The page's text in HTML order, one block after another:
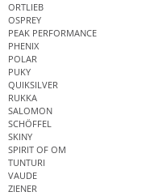
ORTLIEB
OSPREY
PEAK PERFORMANCE
PHENIX
POLAR
PUKY
QUIKSILVER
RUKKA
SALOMON
SCHÖFFEL
SKINY
SPIRIT OF OM
TUNTURI
VAUDE
ZIENER